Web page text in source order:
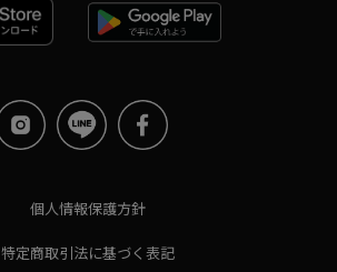
個人情報保護方針
特定商取引法に基づく表記